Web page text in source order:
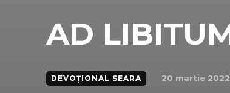
AD
DEVOȚIONAL SEARA 20 martie 2022